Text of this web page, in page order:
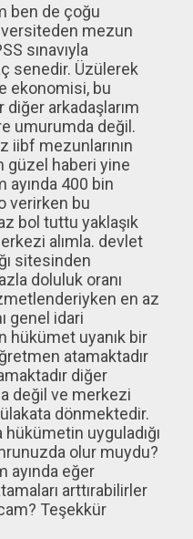
ben de çoğu
mezun
sınavıyla
senedir. Üzülerek
ekonomisi, bu
arkadaşlarım
umurumda değil.
iibf mezunlarının
güzel haberi yine
ayında 400 bin
verirken bu
bol tuttu yaklaşık
alımla. devlet
sitesinden
doluluk oranı
en az
genel idari
hükümet uyanık bir
atamaktadır
diğer
değil ve merkezi
dönmektedir.
uyguladığı
olur muydu?
ayında eğer
arttırabilirler
Teşekkür